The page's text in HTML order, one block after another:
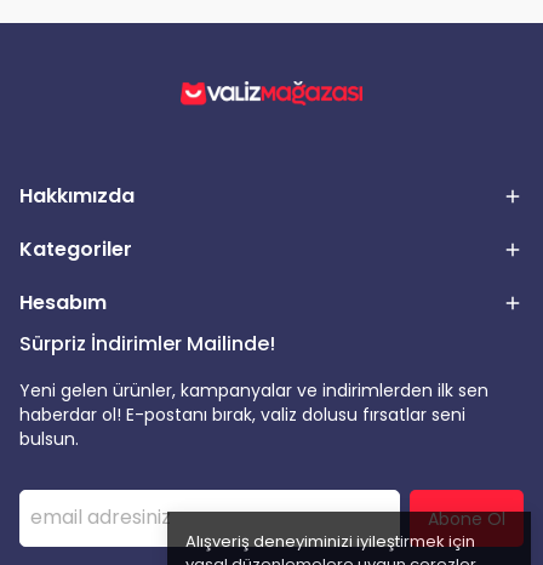
Alışveriş deneyiminizi iyileştirmek için
Hakkımızda
Kategoriler
Hesabım
Sürpriz İndirimler Mailinde!
Yeni gelen ürünler, kampanyalar ve indirimlerden ilk sen
haberdar ol! E-postanı bırak, valiz dolusu fırsatlar seni
bulsun.
Abone Ol